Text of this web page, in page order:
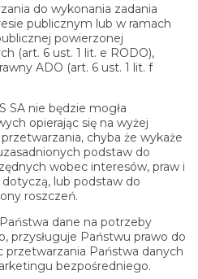
do wykonania zadania
publicznym lub w ramach
powierzonej
(art. 6 ust. 1 lit. e RODO),
ADO (art. 6 ust. 1 lit. f
SA nie będzie mogła
opierając się na wyżej
chyba że wykaże
podstaw do
wobec interesów, praw i
lub podstaw do
roszczeń.
dane na potrzeby
przysługuje Państwu prawo do
przetwarzania Państwa danych
bezpośredniego.